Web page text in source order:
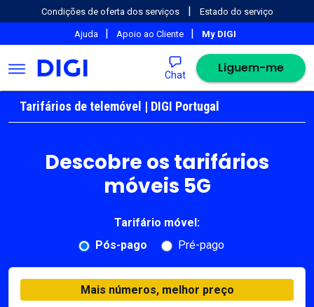
Condições de oferta dos serviços | Estado do serviço
Ajuda | Apoio ao Cliente | My DIGI
Chat Liguem-me
Tarifários de telemóvel | DIGI Portugal
Descobre os tarifários
móveis 5G
Tarifário móvel:
Pós-pago
Pré-pago
Mais números, melhor preço